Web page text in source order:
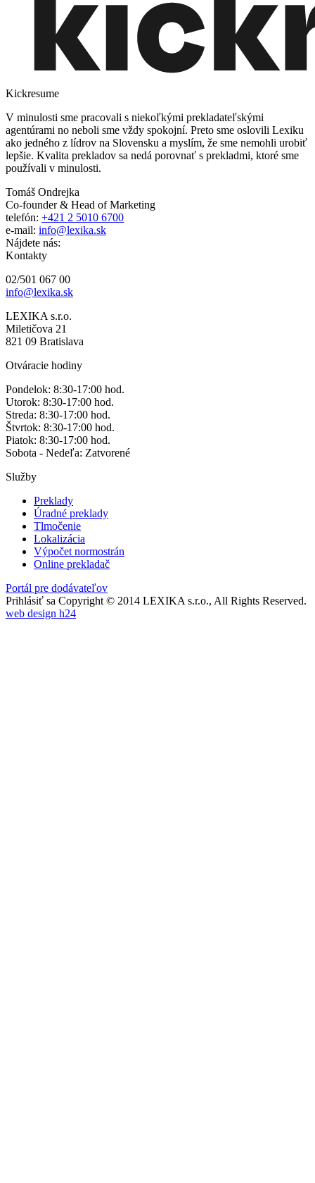
Kickresume
V minulosti sme pracovali s niekoľkými prekladateľskými
agentúrami no neboli sme vždy spokojní. Preto sme oslovili Lexiku
ako jedného z lídrov na Slovensku a myslím, že sme nemohli urobiť
lepšie. Kvalita prekladov sa nedá porovnať s prekladmi, ktoré sme
používali v minulosti.
Tomáš Ondrejka
Co-founder & Head of Marketing
telefón: +421 2 5010 6700
e-mail: info@lexika.sk
Nájdete nás:
Kontakty
02/501 067 00
info@lexika.sk
LEXIKA s.r.o.
Miletičova 21
821 09 Bratislava
Otváracie hodiny
Pondelok: 8:30-17:00 hod.
Utorok: 8:30-17:00 hod.
Streda: 8:30-17:00 hod.
Štvrtok: 8:30-17:00 hod.
Piatok: 8:30-17:00 hod.
Sobota - Nedeľa: Zatvorené
Služby
Preklady
Úradné preklady
Tlmočenie
Lokalizácia
Výpočet normostrán
Online prekladač
Portál pre dodávateľov
Prihlásiť sa Copyright © 2014 LEXIKA s.r.o., All Rights Reserved.
web design h24